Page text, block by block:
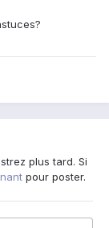
plus tard. Si
pour poster.